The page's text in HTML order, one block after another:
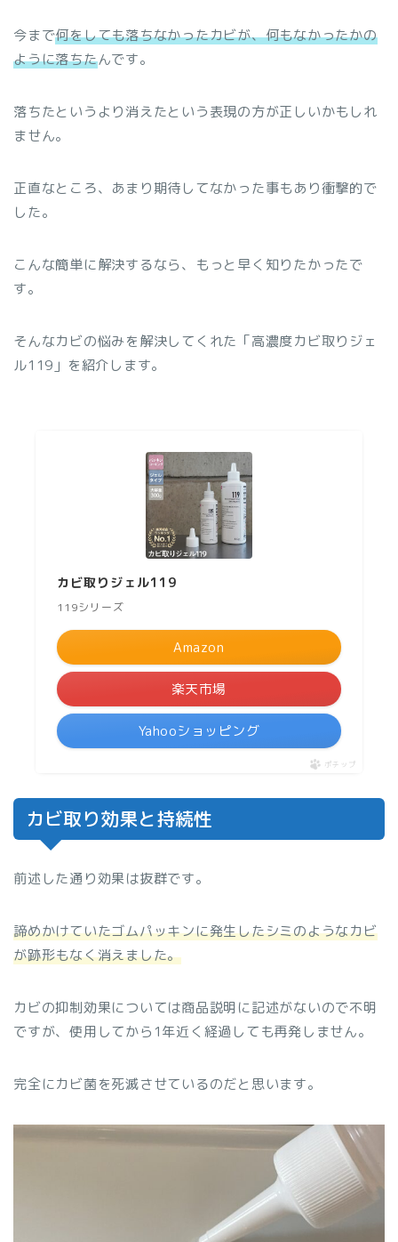
今まで何をしても落ちなかったカビが、何もなかったかの
ように落ちたんです。
落ちたというより消えたという表現の方が正しいかもしれ
ません。
正直なところ、あまり期待してなかった事もあり衝撃的で
した。
こんな簡単に解決するなら、もっと早く知りたかったで
す。
そんなカビの悩みを解決してくれた「高濃度カビ取りジェ
ル119」を紹介します。
カビ取りジェル119
119シリーズ
Amazon
楽天市場
Yahooショッピング
ポチップ
カビ取り効果と持続性
前述した通り効果は抜群です。
諦めかけていたゴムパッキンに発生したシミのようなカビ
が跡形もなく消えました。
カビの抑制効果については商品説明に記述がないので不明
ですが、使用してから1年近く経過しても再発しません。
完全にカビ菌を死滅させているのだと思います。